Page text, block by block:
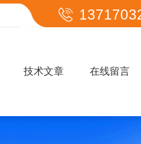
技术文章 在线留言